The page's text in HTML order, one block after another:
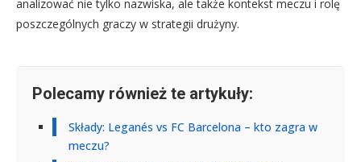
analizować nie tylko nazwiska, ale także kontekst meczu i rolę
poszczególnych graczy w strategii drużyny.
Polecamy również te artykuły:
Składy: Leganés vs FC Barcelona – kto zagra w
meczu?